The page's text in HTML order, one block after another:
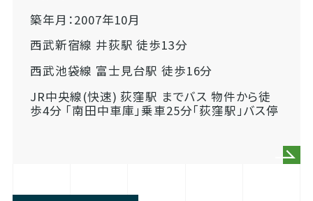
築年月：2007年10月
西武新宿線 井荻駅 徒歩13分
西武池袋線 富士見台駅 徒歩16分
JR中央線(快速) 荻窪駅 までバス 物件から徒
歩4分 「南田中車庫」乗車25分「荻窪駅」バス停